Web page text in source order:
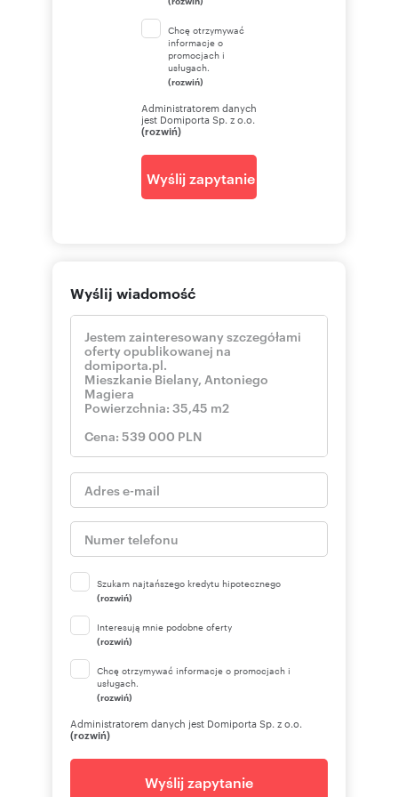
Chcę otrzymywać
informacje o
promocjach i
usługach.
(rozwiń)
Administratorem danych
jest Domiporta Sp. z o.o.
(rozwiń)
Wyślij zapytanie
Wyślij wiadomość
Szukam najtańszego kredytu hipotecznego
(rozwiń)
Interesują mnie podobne oferty
(rozwiń)
Chcę otrzymywać informacje o promocjach i
usługach.
(rozwiń)
Administratorem danych jest Domiporta Sp. z o.o.
(rozwiń)
Wyślij zapytanie